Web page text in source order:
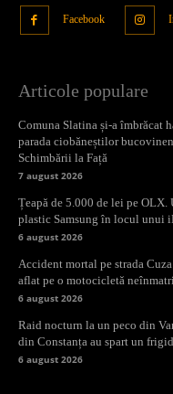
Facebook
Articole populare
Comuna Slatina și-a îmbrăcat
parada ciobăneștilor
Schimbării la Față
7 august 2026
Țeapă de 5.000 de lei pe
plastic Samsung în locul unui
6 august 2026
Accident mortal pe strada
aflat pe o motocicletă
6 august 2026
Raid nocturn la un peco din
din Constanța au spart un
6 august 2026